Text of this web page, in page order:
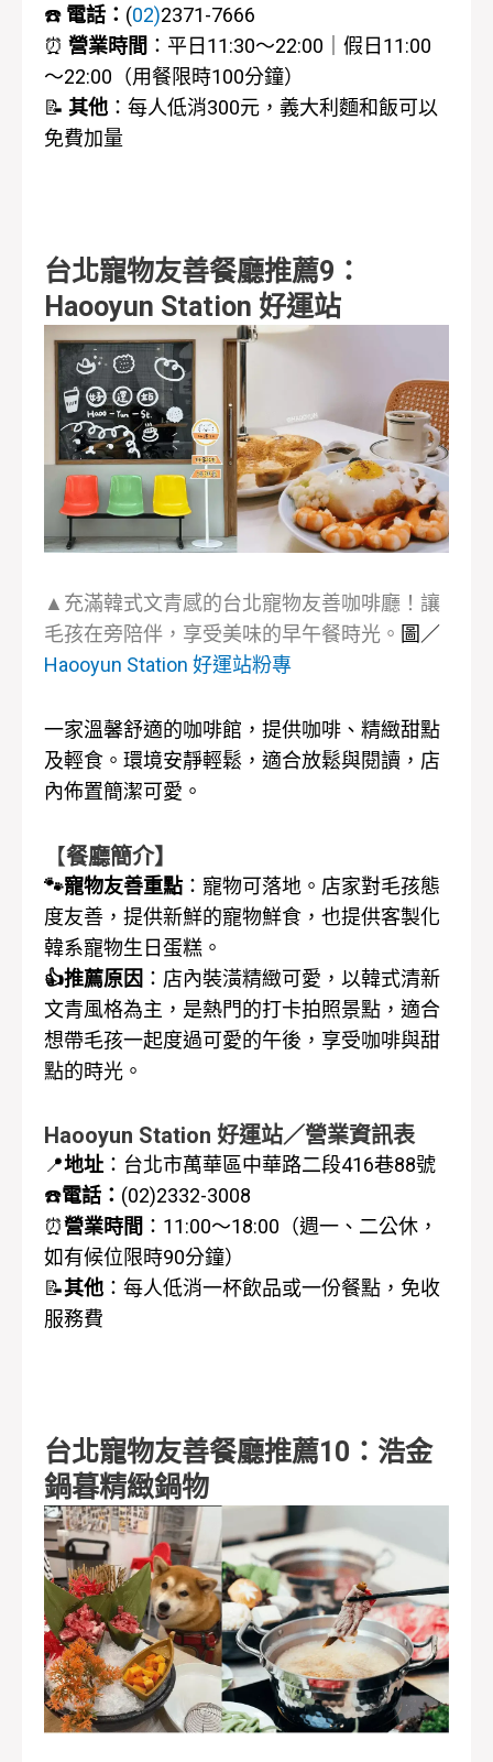
☎️ 電話： (02)2371-7666
⏰ 營業時間 ：平日 11:30～22:00｜假日11:00
～22:00（用餐限時100分鐘）
📝 其他 ：每人低消300元，義大利麵和飯可以
免費加量
台北寵物友善餐廳推薦9：
Haooyun Station 好運站
▲充滿韓式文青感的台北寵物友善咖啡廳！讓
毛孩在旁陪伴，享受美味的早午餐時光。 圖／
Haooyun Station 好運站粉專
一家溫馨舒適的咖啡館，提供咖啡、精緻甜點
及輕食。環境安靜輕鬆，適合放鬆與閱讀，店
內佈置簡潔可愛。
【餐廳簡介】
🐾寵物友善重點 ：寵物可落地。店家對毛孩態
度友善，提供新鮮的寵物鮮食，也提供客製化
韓系寵物生日蛋糕。
👍推薦原因 ：店內裝潢精緻可愛，以韓式清新
文青風格為主，是熱門的打卡拍照景點，適合
想帶毛孩一起度過可愛的午後，享受咖啡與甜
點的時光。
Haooyun Station 好運站／營業資訊表
📍地址 ：台北市萬華區中華路二段416巷88號
☎️電話： (02)2332-3008
⏰營業時間 ： 11:00～18:00（週一、二公休，
如有候位限時90分鐘）
📝其他 ：每人低消一杯飲品或一份餐點，免收
服務費
台北寵物友善餐廳推薦10：浩金
鍋暮精緻鍋物